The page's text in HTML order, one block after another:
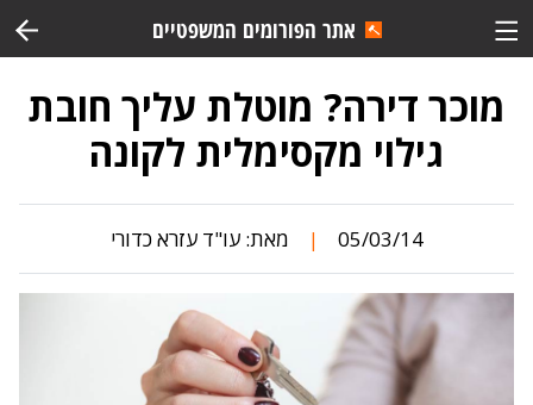
אתר הפורומים המשפטיים
מוכר דירה? מוטלת עליך חובת
גילוי מקסימלית לקונה
05/03/14
| מאת:עו"ד עזרא כדורי